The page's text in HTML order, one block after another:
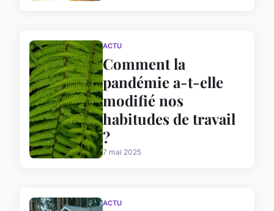
ACTU
Comment la
pandémie a-t-elle
modifié nos
habitudes de travail
?
7 mai 2025
ACTU